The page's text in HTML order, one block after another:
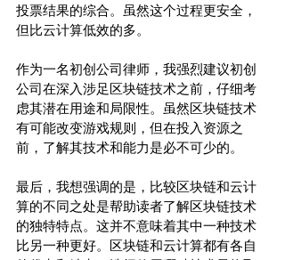
投票结果的综合。虽然这个过程更安全，
但比云计算低效的多。
作为一名初创公司律师，我强烈建议初创
公司在深入涉足区块链技术之前，仔细考
虑其潜在用途和局限性。虽然区块链技术
有可能改变游戏规则，但在投入资源之
前，了解其技术和能力是必不可少的。
最后，我想强调的是，比较区块链和云计
算的不同之处是帮助读者了解区块链技术
的独特特点。这并不意味着其中一种技术
比另一种更好。区块链和云计算都有各自